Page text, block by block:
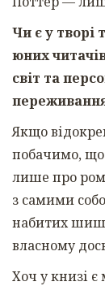
Чи є у творі
юних
світ та
Якщо
побачимо, що
лише про
з самими
набитих
власному
Хоч у книзі є